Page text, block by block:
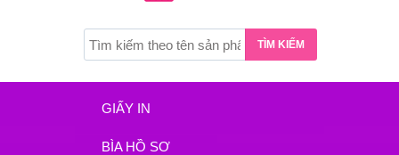
TÌM KIẾM
GIẤY IN
BÌA HỒ SƠ